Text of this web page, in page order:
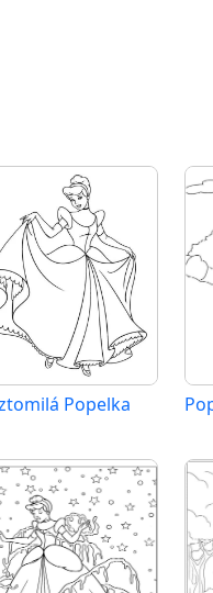
Popelka